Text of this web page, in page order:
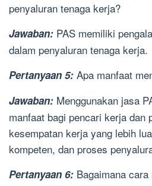
penyaluran tenaga kerja?
Jawaban: PAS memiliki
dalam penyaluran tenaga kerja.
Pertanyaan 5: Apa manfaat
Jawaban: Menggunakan jasa
manfaat bagi pencari kerja dan
kesempatan kerja yang lebih
kompeten, dan proses
Pertanyaan 6: Bagaimana